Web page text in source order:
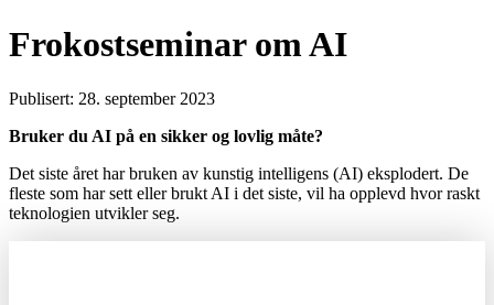
Frokostseminar om AI
Publisert: 28. september 2023
Bruker du AI på en sikker og lovlig måte?
Det siste året har bruken av kunstig intelligens (AI) eksplodert. De
fleste som har sett eller brukt AI i det siste, vil ha opplevd hvor raskt
teknologien utvikler seg.